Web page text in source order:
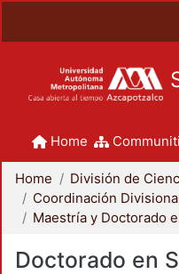
Home
Home
Doctorado en